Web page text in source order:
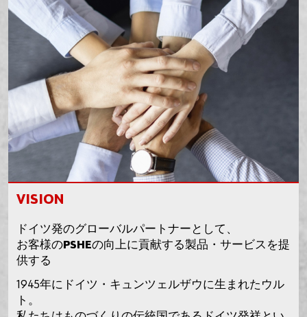
VISION
ドイツ発のグローバルパートナーとして、
お客様のPSHEの向上に貢献する製品・サービスを提
供する
1945年にドイツ・キュンツェルザウに生まれたウル
ト。